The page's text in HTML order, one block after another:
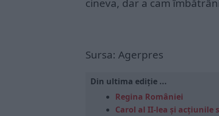
cineva, dar a cam
Sursa: Agerpres
Din ultima ediție ...
Regina României
Carol al II-lea și acțiunile